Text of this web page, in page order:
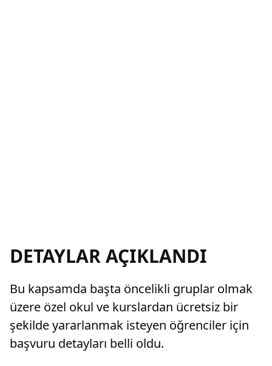
DETAYLAR AÇIKLANDI
Bu kapsamda başta öncelikli gruplar olmak
üzere özel okul ve kurslardan ücretsiz bir
şekilde yararlanmak isteyen öğrenciler için
başvuru detayları belli oldu.